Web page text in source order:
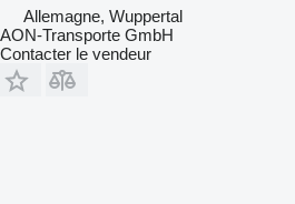
Allemagne, Wuppertal
AON-Transporte GmbH
Contacter le vendeur